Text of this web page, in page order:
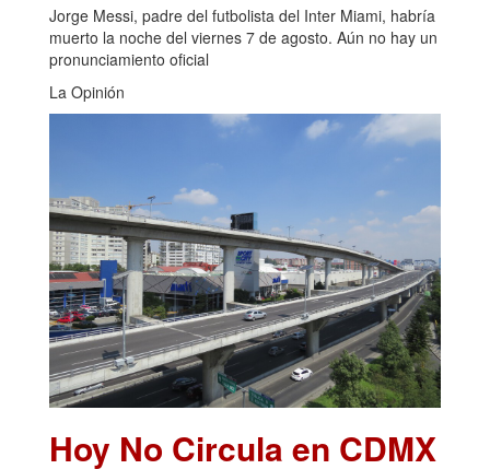
Jorge Messi, padre del futbolista del Inter Miami, habría
muerto la noche del viernes 7 de agosto. Aún no hay un
pronunciamiento oficial
La Opinión
Hoy No Circula en CDMX